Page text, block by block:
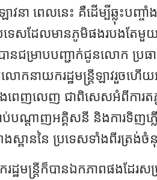
វនា ពេលនេះ គឺដើម្បីឆ្លុះបញ្
ទេសដែលមានភូមិផងរបងតែមួ
ានជម្រាបបញ្ជាក់ជូនលោក ប្រធ
ោកនាយករដ្ឋមន្ត្រីឡាវរួចហើ
េញលេញ ជាពិសេសអំពីការតភ្ជ
ប់បណ្តាញអគ្គិសនី និងការទិញភ្
ងស្ពាននៃ ប្រទេសទាំងពីរត្រង់ចំ
ដ្ឋមន្ត្រីក៏បានឯកភាពផងដែរស